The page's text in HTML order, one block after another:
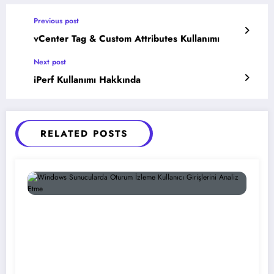
Previous post
vCenter Tag & Custom Attributes Kullanımı
Next post
iPerf Kullanımı Hakkında
RELATED POSTS